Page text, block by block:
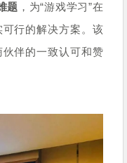
题 ，为“游戏学习”在
行的解决方案。该
伴的一致认可和赞